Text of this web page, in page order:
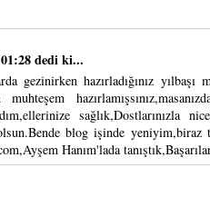
dedi ki...
gezinirken hazırladığınız yılbaşı
sağlık,Dostlarınızla
blog işinde yeniyim,biraz
Hanım'lada